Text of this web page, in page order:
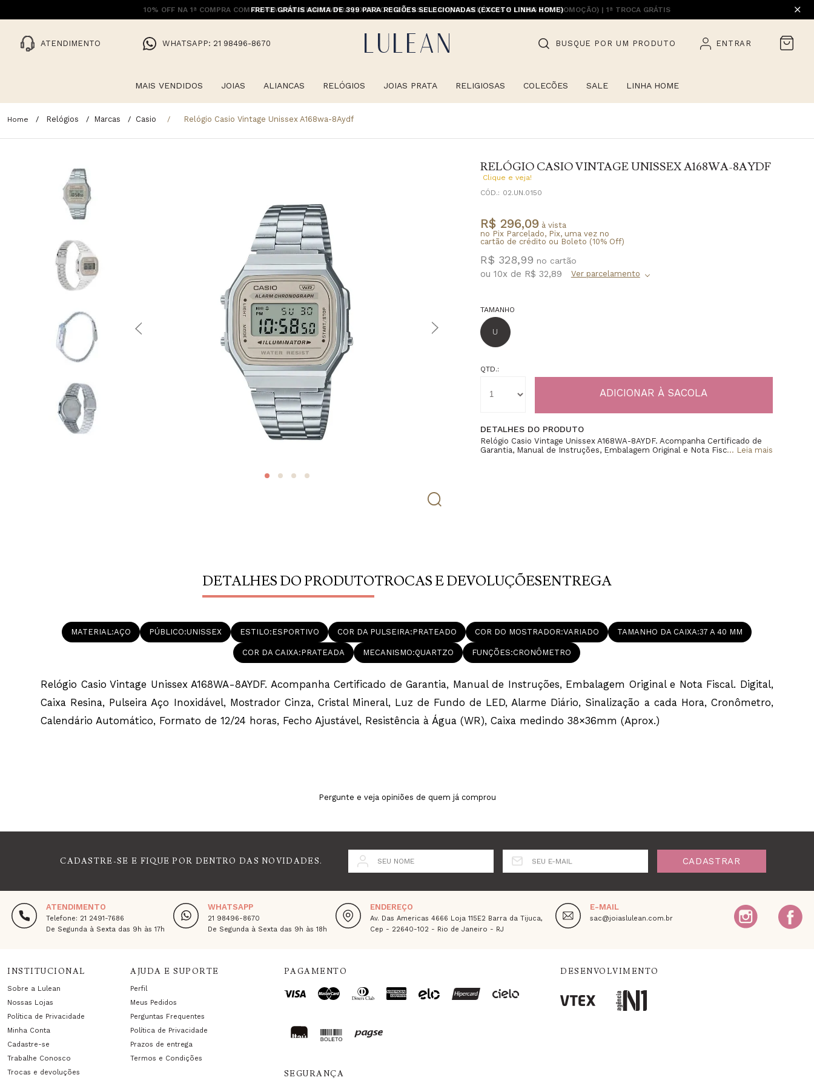
10% OFF NA 1ª COMPRA COM CUPOM PRIMEIRACOMPRA (EXCETO OFERTAS, ALIANÇAS, RELÓGIOS E ITENS EM PROMOÇÃO) | 1ª TROCA GRÁTIS
FRETE GRÁTIS ACIMA DE 399 PARA REGIÕES SELECIONADAS (EXCETO LINHA HOME)
ATENDIMENTO WHATSAPP: 21 98496-8670 BUSQUE POR UM PRODUTO ENTRAR
MAIS VENDIDOS JOIAS ALIANCAS RELÓGIOS JOIAS PRATA RELIGIOSAS COLECÕES SALE LINHA HOME
Relógios Marcas Casio Relógio Casio Vintage Unissex A168wa-8Aydf
RELÓGIO CASIO VINTAGE UNISSEX A168WA-8AYDF
Clique e veja!
CÓD.: 02.UN.0150
R$ 296,09à vista
no Pix Parcelado, Pix, uma vez no
cartão de crédito ou Boleto (10% Off)
R$ 328,99
ou 10x de R$ 32,89
TAMANHO
U
QTD.:
DETALHES DO PRODUTO
Relógio Casio Vintage Unissex A168WA-8AYDF. Acompanha Certificado de
Garantia, Manual de Instruções, Embalagem Original e Nota Fiscal. Digital,
... Leia mais
DETALHES DO PRODUTOTROCAS E DEVOLUÇÕESENTREGA
Relógio Casio Vintage Unissex A168WA-8AYDF. Acompanha Certificado de Garantia, Manual de Instruções, Embalagem Original e Nota Fiscal. Digital,
Caixa Resina, Pulseira Aço Inoxidável, Mostrador Cinza, Cristal Mineral, Luz de Fundo de LED, Alarme Diário, Sinalização a cada Hora, Cronômetro,
Calendário Automático, Formato de 12/24 horas, Fecho Ajustável, Resistência à Água (WR), Caixa medindo 38×36mm (Aprox.)
MATERIAL AÇO PÚBLICO UNISSEX ESTILO ESPORTIVO COR DA PULSEIRA PRATEADO COR DO MOSTRADOR VARIADO TAMANHO DA CAIXA 37 A 40 MM
COR DA CAIXA PRATEADA MECANISMO QUARTZO FUNÇÕES CRONÔMETRO
Pergunte e veja opiniões de quem já comprou
CADASTRE-SE E FIQUE POR DENTRO DAS NOVIDADES. SEU NOME SEU E-MAIL CADASTRAR
ATENDIMENTO
Telefone: 21 2491-7686
De Segunda à Sexta das 9h às 17h
WHATSAPP
21 98496-8670
De Segunda à Sexta das 9h às 18h
ENDEREÇO
Av. Das Americas 4666 Loja 115E2 Barra da Tijuca,
Cep - 22640-102 - Rio de Janeiro - RJ
E-MAIL
sac@joiaslulean.com.br
INSTITUCIONAL
Sobre a Lulean
Nossas Lojas
Política de Privacidade
Minha Conta
Cadastre-se
Trabalhe Conosco
Trocas e devoluções
AJUDA E SUPORTE
Perfil
Meus Pedidos
Perguntas Frequentes
Política de Privacidade
Prazos de entrega
Termos e Condições
PAGAMENTO
SEGURANÇA
DESENVOLVIMENTO